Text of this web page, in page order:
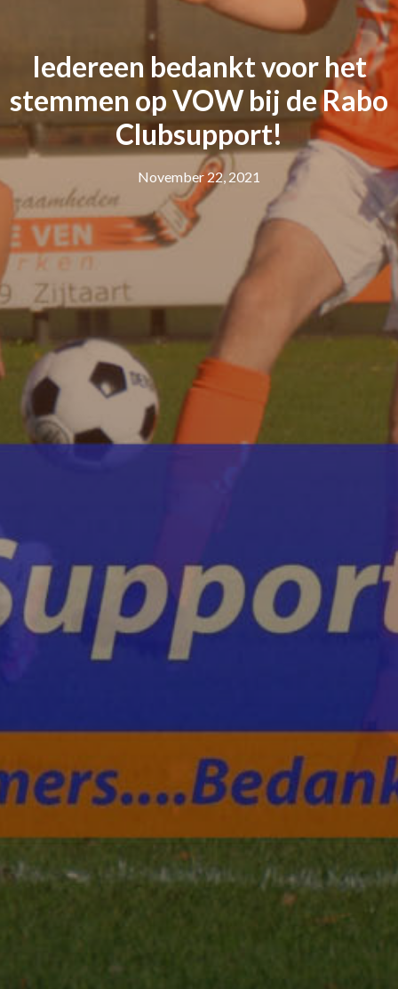
Iedereen bedankt voor het
stemmen op VOW bij de Rabo
Clubsupport!
November 22, 2021